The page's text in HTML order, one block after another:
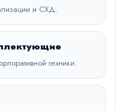
и СХД.
техники.